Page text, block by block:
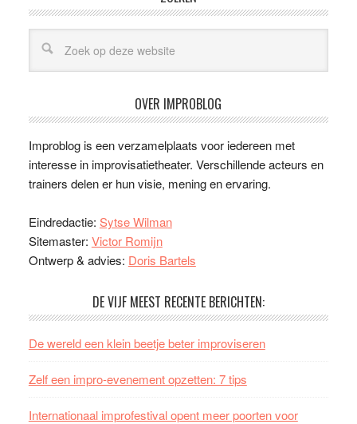
OVER IMPROBLOG
Improblog is een verzamelplaats voor iedereen met
interesse in improvisatietheater. Verschillende acteurs en
trainers delen er hun visie, mening en ervaring.
Eindredactie: Sytse Wilman
Sitemaster: Victor Romijn
Ontwerp & advies: Doris Bartels
DE VIJF MEEST RECENTE BERICHTEN:
De wereld een klein beetje beter improviseren
Zelf een impro-evenement opzetten: 7 tips
Internationaal improfestival opent meer poorten voor